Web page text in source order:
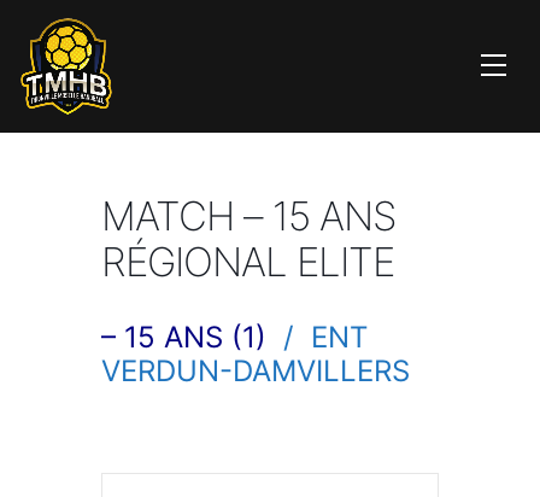
MATCH – 15 ANS
RÉGIONAL ELITE
– 15 ANS (1) / ENT
VERDUN-DAMVILLERS